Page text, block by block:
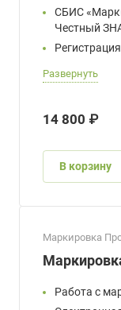
СБИС
Честный
Развернуть
14 800 ₽
В корзину
Маркировка
Работа с